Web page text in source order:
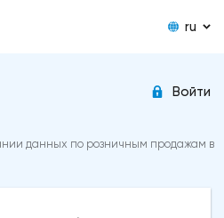
ru
Войти
данных по розничным продажам в